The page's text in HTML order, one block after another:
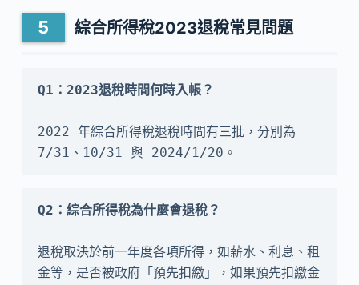
綜合所得稅2023退稅常見問題
2022 年綜合所得稅退稅時間有三批，分別為
7/31、10/31 與 2024/1/20。
退稅取決於前一年度各項所得，如薪水、利息、租
金等，是否被政府「預先扣繳」，如果預先扣繳金